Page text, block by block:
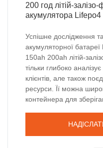
200 год літій-
акумулятора Lifepo4
Успішне дослідження
акумуляторної
150ah 200ah літій-
тільки глибоко
клієнтів, але також
ресурси. Її можна
контейнера для